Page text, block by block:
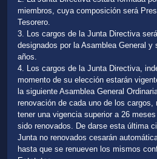
miembros, cuya composición será
Tesorero.
3. Los cargos de la Junta Directiva
designados por la Asamblea General y
años.
4. Los cargos de la Junta Directiva,
momento de su elección estarán
la siguiente Asamblea General
renovación de cada uno de los cargos,
tener una vigencia superior a 26
sido renovados. De darse esta última
Junta no renovados cesarán
hasta que se renueven los mismos